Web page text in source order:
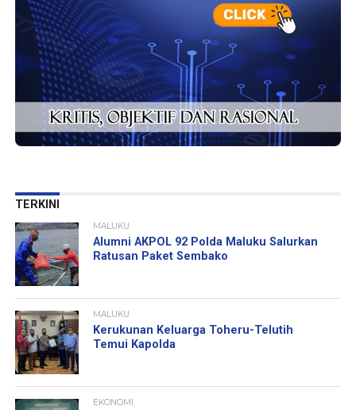
TERKINI
MALUKU
Alumni AKPOL 92 Polda Maluku Salurkan
Ratusan Paket Sembako
MALUKU
Kerukunan Keluarga Toheru-Telutih
Temui Kapolda
EKONOMI